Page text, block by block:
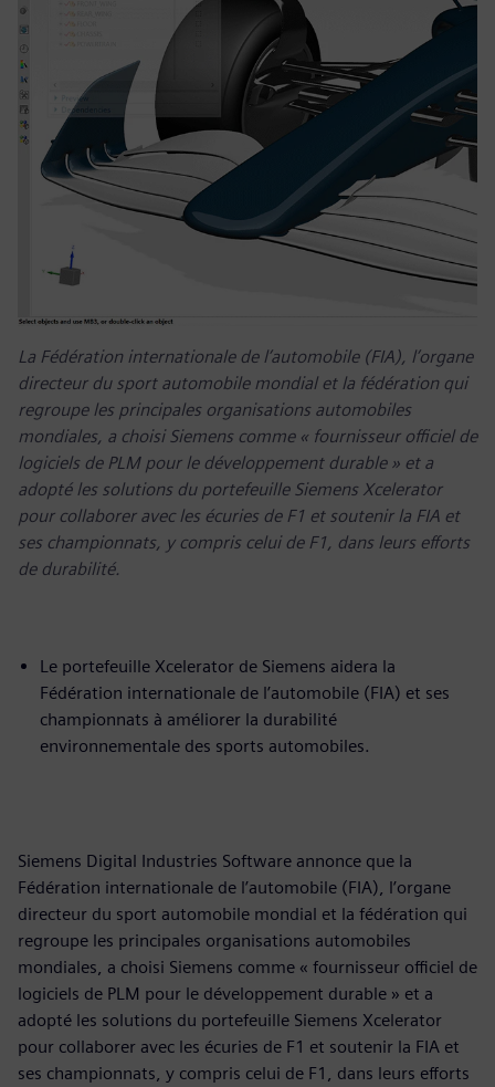
La Fédération internationale de l’automobile (FIA), l’organe
directeur du sport automobile mondial et la fédération qui
regroupe les principales organisations automobiles
mondiales, a choisi Siemens comme « fournisseur officiel de
logiciels de PLM pour le développement durable » et a
adopté les solutions du portefeuille Siemens Xcelerator
pour collaborer avec les écuries de F1 et soutenir la FIA et
ses championnats, y compris celui de F1, dans leurs efforts
de durabilité.
Le portefeuille Xcelerator de Siemens aidera la
Fédération internationale de l’automobile (FIA) et ses
championnats à améliorer la durabilité
environnementale des sports automobiles.
Siemens Digital Industries Software annonce que la
Fédération internationale de l’automobile (FIA), l’organe
directeur du sport automobile mondial et la fédération qui
regroupe les principales organisations automobiles
mondiales, a choisi Siemens comme « fournisseur officiel de
logiciels de PLM pour le développement durable » et a
adopté les solutions du portefeuille Siemens Xcelerator
pour collaborer avec les écuries de F1 et soutenir la FIA et
ses championnats, y compris celui de F1, dans leurs efforts